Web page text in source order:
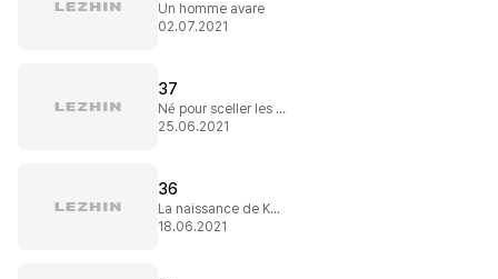
Un homme avare
02.07.2021
37
Né pour sceller les dieux
25.06.2021
36
La naissance de Kaleid
18.06.2021